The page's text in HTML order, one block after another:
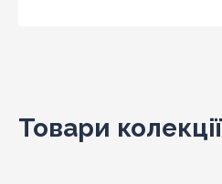
Товари колекції